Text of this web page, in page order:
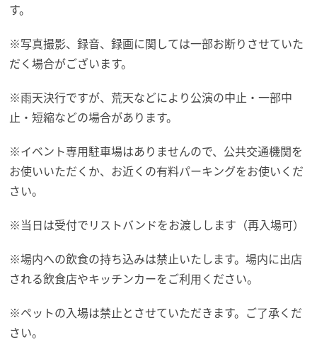
す。
※写真撮影、録音、録画に関しては一部お断りさせていた
だく場合がございます。
※雨天決行ですが、荒天などにより公演の中止・一部中
止・短縮などの場合があります。
※イベント専用駐車場はありませんので、公共交通機関を
お使いいただくか、お近くの有料パーキングをお使いくだ
さい。
※当日は受付でリストバンドをお渡しします（再入場可）
※場内への飲食の持ち込みは禁止いたします。場内に出店
される飲食店やキッチンカーをご利用ください。
※ペットの入場は禁止とさせていただきます。ご了承くだ
さい。